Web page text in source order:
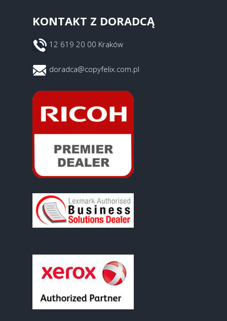
KONTAKT Z DORADCĄ
12 619 20 00 Kraków
doradca@copyfelix.com.pl